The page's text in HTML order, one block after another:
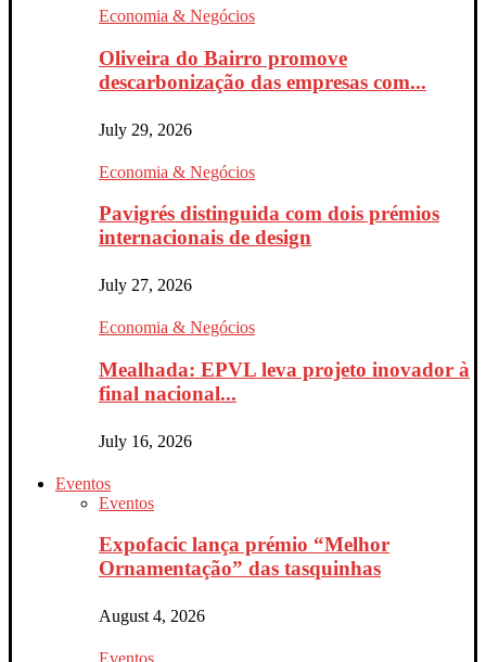
Economia & Negócios
Oliveira do Bairro promove
descarbonização das empresas com...
July 29, 2026
Economia & Negócios
Pavigrés distinguida com dois prémios
internacionais de design
July 27, 2026
Economia & Negócios
Mealhada: EPVL leva projeto inovador à
final nacional...
July 16, 2026
Eventos
Eventos
Expofacic lança prémio “Melhor
Ornamentação” das tasquinhas
August 4, 2026
Eventos